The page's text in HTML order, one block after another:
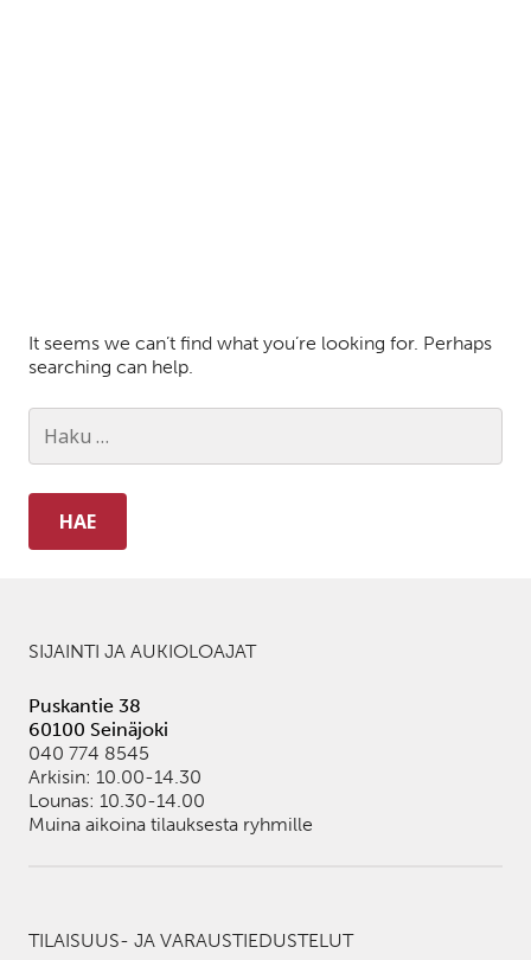
It seems we can’t find what you’re looking for. Perhaps
searching can help.
Haku:
SIJAINTI JA AUKIOLOAJAT
Puskantie 38
60100 Seinäjoki
040 774 8545
Arkisin: 10.00-14.30
Lounas: 10.30-14.00
Muina aikoina tilauksesta ryhmille
TILAISUUS- JA VARAUSTIEDUSTELUT